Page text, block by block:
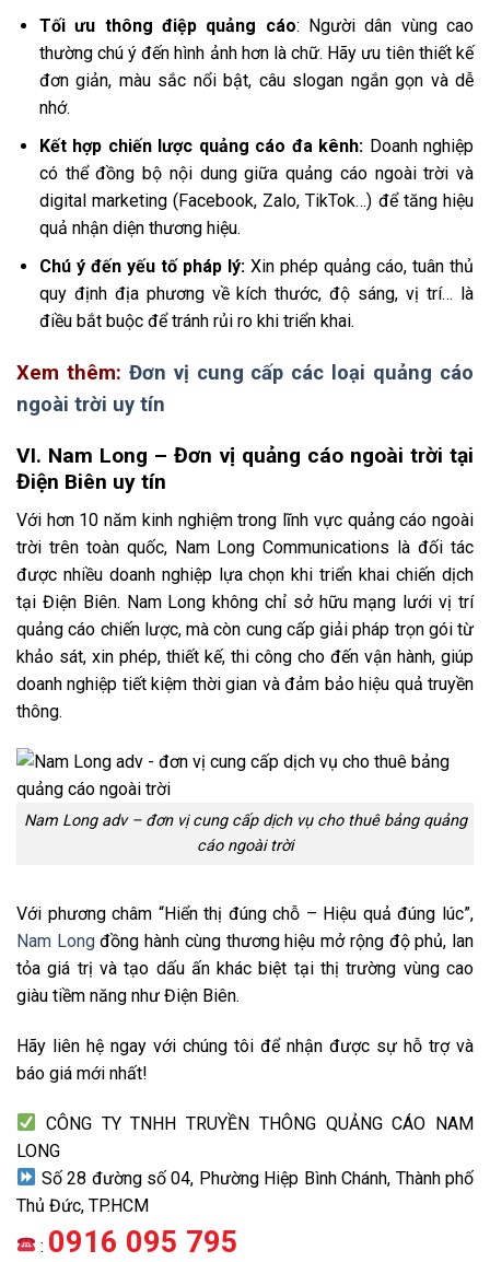
Tối ưu thông điệp quảng cáo: Người dân vùng cao
thường chú ý đến hình ảnh hơn là chữ. Hãy ưu tiên thiết kế
đơn giản, màu sắc nổi bật, câu slogan ngắn gọn và dễ
nhớ.
Kết hợp chiến lược quảng cáo đa kênh: Doanh nghiệp
có thể đồng bộ nội dung giữa quảng cáo ngoài trời và
digital marketing (Facebook, Zalo, TikTok…) để tăng hiệu
quả nhận diện thương hiệu.
Chú ý đến yếu tố pháp lý:Xin phép quảng cáo, tuân thủ
quy định địa phương về kích thước, độ sáng, vị trí… là
điều bắt buộc để tránh rủi ro khi triển khai.
Xem thêm: Đơn vị cung cấp các loại quảng cáo
ngoài trời uy tín
VI. Nam Long – Đơn vị quảng cáo ngoài trời tại
Điện Biên uy tín
Với hơn 10 năm kinh nghiệm trong lĩnh vực quảng cáo ngoài
trời trên toàn quốc, Nam Long Communications là đối tác
được nhiều doanh nghiệp lựa chọn khi triển khai chiến dịch
tại Điện Biên. Nam Long không chỉ sở hữu mạng lưới vị trí
quảng cáo chiến lược, mà còn cung cấp giải pháp trọn gói từ
khảo sát, xin phép, thiết kế, thi công cho đến vận hành, giúp
doanh nghiệp tiết kiệm thời gian và đảm bảo hiệu quả truyền
thông.
Nam Long adv – đơn vị cung cấp dịch vụ cho thuê bảng quảng
cáo ngoài trời
Với phương châm “Hiển thị đúng chỗ – Hiệu quả đúng lúc”,
Nam Longđồng hành cùng thương hiệu mở rộng độ phủ, lan
tỏa giá trị và tạo dấu ấn khác biệt tại thị trường vùng cao
giàu tiềm năng như Điện Biên.
Hãy liên hệ ngay với chúng tôi để nhận được sự hỗ trợ và
báo giá mới nhất!
CÔNG TY TNHH TRUYỀN THÔNG QUẢNG CÁO NAM
LONG
Số 28 đường số 04, Phường Hiệp Bình Chánh, Thành phố
Thủ Đức, TP.HCM
: 0916 095 795